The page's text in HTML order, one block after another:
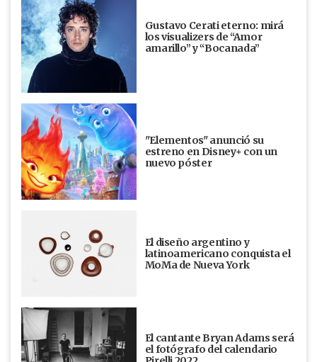
Gustavo Cerati eterno: mirá
los visualizers de “Amor
amarillo” y “Bocanada”
"Elementos" anunció su
estreno en Disney+ con un
nuevo póster
El diseño argentino y
latinoamericano conquista el
MoMa de Nueva York
El cantante Bryan Adams será
el fotógrafo del calendario